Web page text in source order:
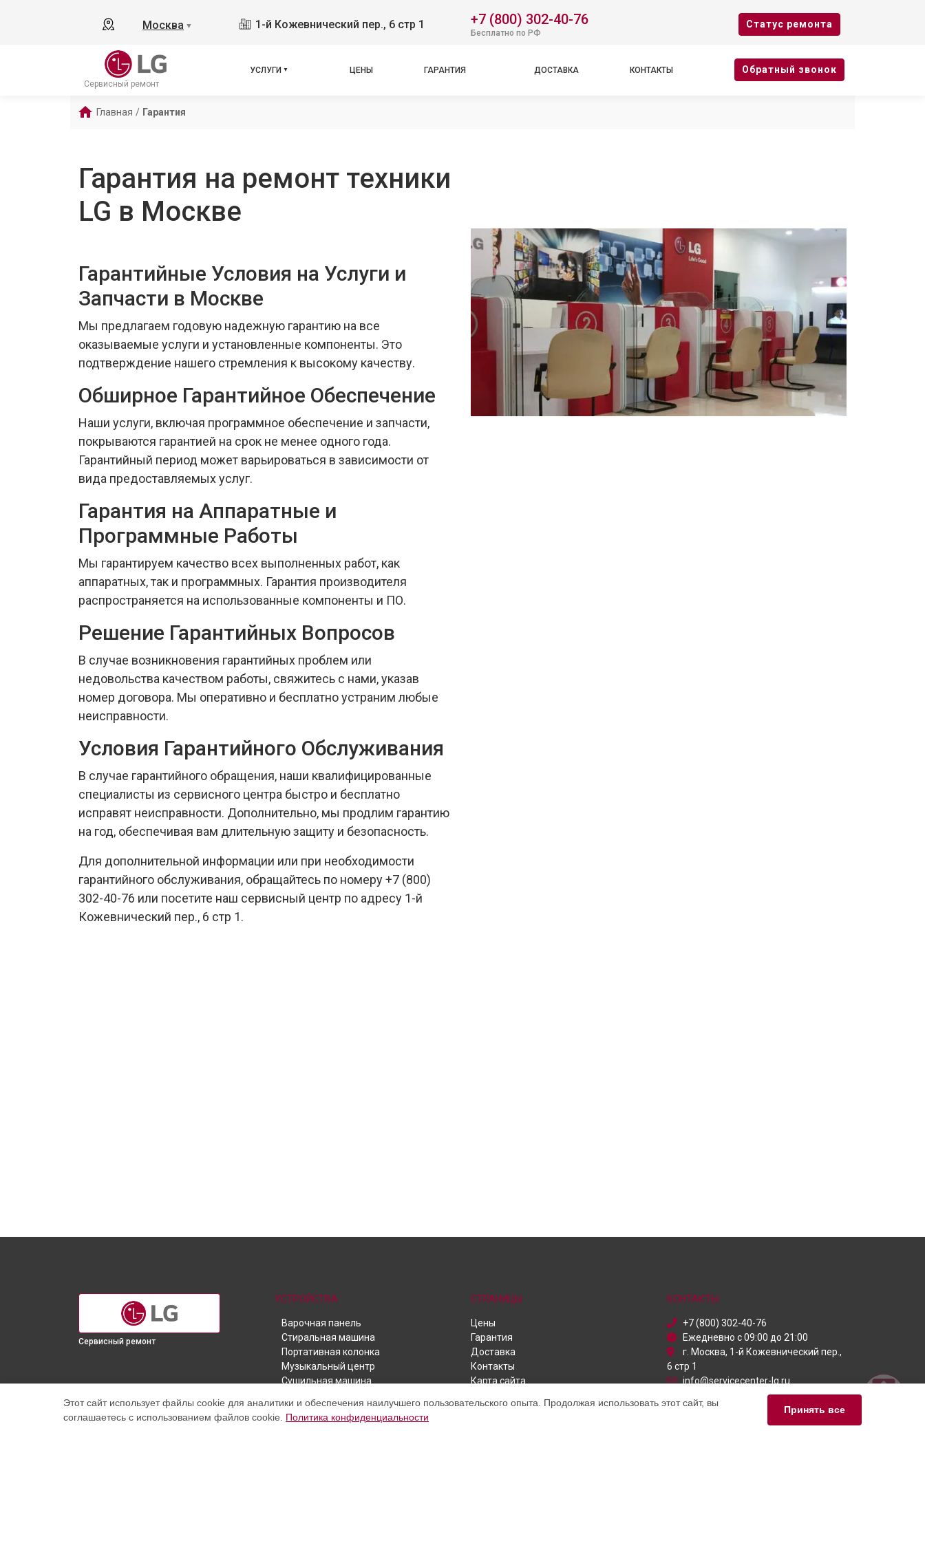
Москва ▼ 1-й Кожевнический пер., 6 стр 1 +7 (800) 302-40-76
Бесплатно по РФ
Cтатус ремонта
Сервисный ремонт
УСЛУГИ ЦЕНЫ ГАРАНТИЯ ДОСТАВКА КОНТАКТЫ Oбратный звонок
Главная / Гарантия
Гарантия на ремонт техники
LG в Москве
Гарантийные Условия на Услуги и
Запчасти в Москве
Мы предлагаем годовую надежную гарантию на все
оказываемые услуги и установленные компоненты. Это
подтверждение нашего стремления к высокому качеству.
Обширное Гарантийное Обеспечение
Наши услуги, включая программное обеспечение и запчасти,
покрываются гарантией на срок не менее одного года.
Гарантийный период может варьироваться в зависимости от
вида предоставляемых услуг.
Гарантия на Аппаратные и
Программные Работы
Мы гарантируем качество всех выполненных работ, как
аппаратных, так и программных. Гарантия производителя
распространяется на использованные компоненты и ПО.
Решение Гарантийных Вопросов
В случае возникновения гарантийных проблем или
недовольства качеством работы, свяжитесь с нами, указав
номер договора. Мы оперативно и бесплатно устраним любые
неисправности.
Условия Гарантийного Обслуживания
В случае гарантийного обращения, наши квалифицированные
специалисты из сервисного центра быстро и бесплатно
исправят неисправности. Дополнительно, мы продлим гарантию
на год, обеспечивая вам длительную защиту и безопасность.
Для дополнительной информации или при необходимости
гарантийного обслуживания, обращайтесь по номеру +7 (800)
302-40-76 или посетите наш сервисный центр по адресу 1-й
Кожевнический пер., 6 стр 1.
Сервисный ремонт
УСТРОЙСТВА
Варочная панель
Стиральная машина
Портативная колонка
Музыкальный центр
Сушильная машина
Домашний кинотеатр
Холодильник
СТРАНИЦЫ
Цены
Гарантия
Доставка
Контакты
Карта сайта
КОНТАКТЫ
+7 (800) 302-40-76
Ежедневно с 09:00 до 21:00
г. Москва, 1-й Кожевнический пер.,
6 стр 1
info@servicecenter-lg.ru
Политика конфиденциальности
Этот сайт использует файлы cookie для аналитики и обеспечения наилучшего пользовательского опыта. Продолжая использовать этот сайт, вы
соглашаетесь с использованием файлов cookie. Политика конфиденциальности
Принять все